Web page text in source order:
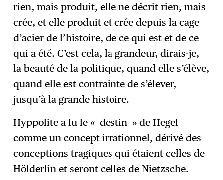
rien, mais produit, elle ne décrit rien, mais
crée, et elle produit et crée depuis la cage
d’acier de l’histoire, de ce qui est et de ce
qui a été. C’est cela, la grandeur, dirais-je,
la beauté de la politique, quand elle s’élève,
quand elle est contrainte de s’élever,
jusqu’à la grande histoire.
Hyppolite a lu le « destin » de Hegel
comme un concept irrationnel, dérivé des
conceptions tragiques qui étaient celles de
Hölderlin et seront celles de Nietzsche.